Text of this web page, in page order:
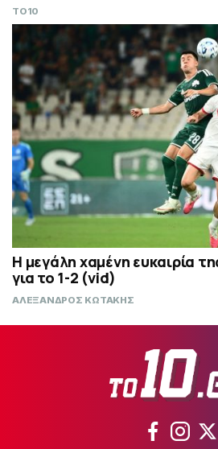
TO10
Η μεγάλη χαμένη ευκαιρία
για το 1-2 (vid)
ΑΛΕΞΑΝΔΡΟΣ ΚΩΤΑΚΗΣ